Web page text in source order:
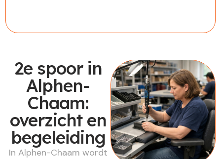
2e spoor in
Alphen-
Chaam:
overzicht en
begeleiding
In Alphen-Chaam wordt